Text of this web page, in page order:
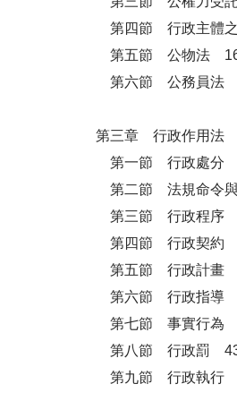
第四節 行政主體
第五節 公物法
第六節 公務員法
第三章 行政作用法
第一節 行政處分
第二節 法規命令
第三節 行政程序
第四節 行政契約
第五節 行政計畫
第六節 行政指導
第七節 事實行為
第八節 行政罰
第九節 行政執行